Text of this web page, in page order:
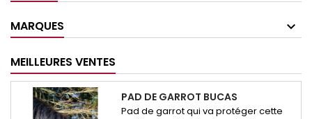
MARQUES
MEILLEURES VENTES
PAD DE GARROT BUCAS
Pad de garrot qui va protéger cette